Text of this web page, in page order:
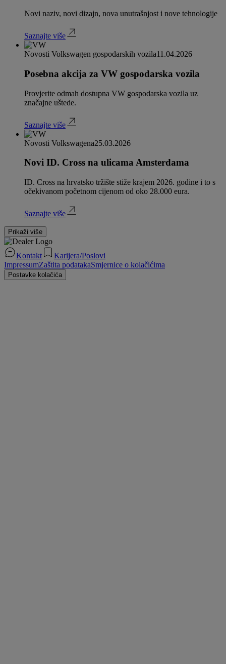
Novi naziv, novi dizajn, nova unutrašnjost i nove tehnologije
Saznajte više
Novosti Volkswagen gospodarskih vozila11.04.2026
Posebna akcija za VW gospodarska vozila
Provjerite odmah dostupna VW gospodarska vozila uz
značajne uštede.
Saznajte više
Novosti Volkswagena25.03.2026
Novi ID. Cross na ulicama Amsterdama
ID. Cross na hrvatsko tržište stiže krajem 2026. godine i to s
očekivanom početnom cijenom od oko 28.000 eura.
Saznajte više
Prikaži više
Kontakt
Karijera/Poslovi
ImpressumZaštita podatakaSmjernice o kolačićima
Postavke kolačića